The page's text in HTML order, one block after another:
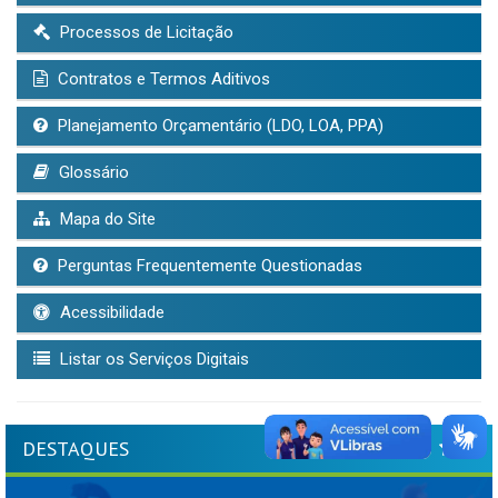
Processos de Licitação
Contratos e Termos Aditivos
Planejamento Orçamentário (LDO, LOA, PPA)
Glossário
Mapa do Site
Perguntas Frequentemente Questionadas
Acessibilidade
Listar os Serviços Digitais
DESTAQUES